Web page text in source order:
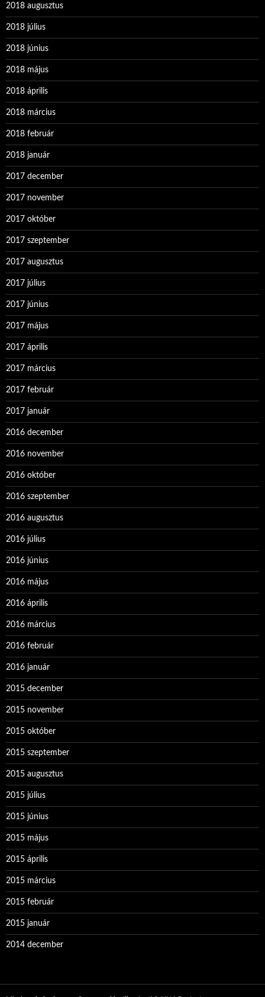
2018 augusztus
2018 július
2018 június
2018 május
2018 április
2018 március
2018 február
2018 január
2017 december
2017 november
2017 október
2017 szeptember
2017 augusztus
2017 július
2017 június
2017 május
2017 április
2017 március
2017 február
2017 január
2016 december
2016 november
2016 október
2016 szeptember
2016 augusztus
2016 július
2016 június
2016 május
2016 április
2016 március
2016 február
2016 január
2015 december
2015 november
2015 október
2015 szeptember
2015 augusztus
2015 július
2015 június
2015 május
2015 április
2015 március
2015 február
2015 január
2014 december